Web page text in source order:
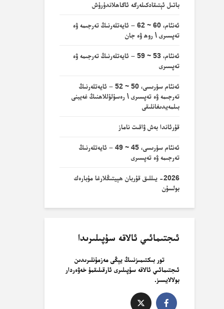
باتىل ئېتىقادكىلەرگە ئاگاھلاندۇرۇش
ئەنئام، 60 ~ 62 – ئايەتلەرنىڭ تەرجىمە ۋە
تەپسىرى \ روھ ۋە جان
ئەنئام، 53 ~ 59 – ئايەتلەرنىڭ تەرجىمە ۋە
تەپسىرى
ئەنئام سۈرىسى، 50 ~ 52 – ئايەتلەرنىڭ
تەرجىمە ۋە تەپسىرى \ رەسۇلۇللاھنىڭ غەيبنى
بىلمەيدىغانلىقى
قۇرئاندا بەش ۋاقىت ناماز
ئەنئام سۈرىسى، 45 ~ 49 – ئايەتلەرنىڭ
تەرجىمە ۋە تەپسىرى
2026- يىللىق قۇربان ھېيتىڭلارغا مۇبارەك
بولسۇن
ئىجتىمائىي ئالاقە سۇپىلىرىدا
تور بىكتىمىزنىىڭ يېڭى مەزمۇنلىرىدىن
ئىجتىمائىي ئالاقە سۇپىلىرى ئارقىلىقمۇ خەۋەردار
بولالايسىز.